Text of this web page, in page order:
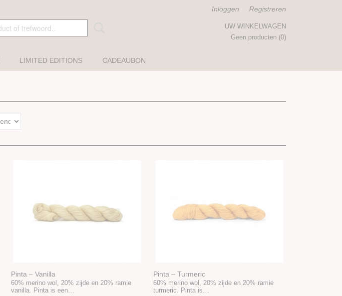
Inloggen Registreren
UW WINKELWAGEN
Geen producten (0)
LIMITED EDITIONS CADEAUBON
Pinta – Vanilla
60% merino wol, 20% zijde en 20% ramie
vanilla. Pinta is een…
Pinta – Turmeric
60% merino wol, 20% zijde en 20% ramie
turmeric. Pinta is…